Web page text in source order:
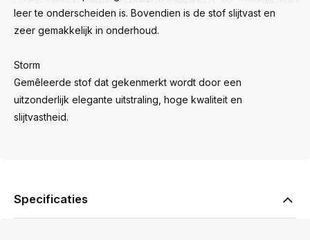
leer te onderscheiden is. Bovendien is de stof slijtvast en
zeer gemakkelijk in onderhoud.
Storm
Gemêleerde stof dat gekenmerkt wordt door een
uitzonderlijk elegante uitstraling, hoge kwaliteit en
slijtvastheid.
Specificaties